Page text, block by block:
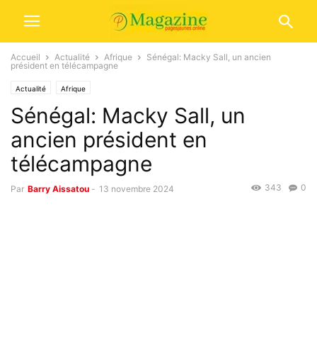
Accueil Actualité Afrique
Sénégal: Macky Sall, un ancien
président en télécampagne
Actualité Afrique
Sénégal: Macky Sall, un
ancien président en
télécampagne
Par Barry Aissatou - 13 novembre 2024 0
343